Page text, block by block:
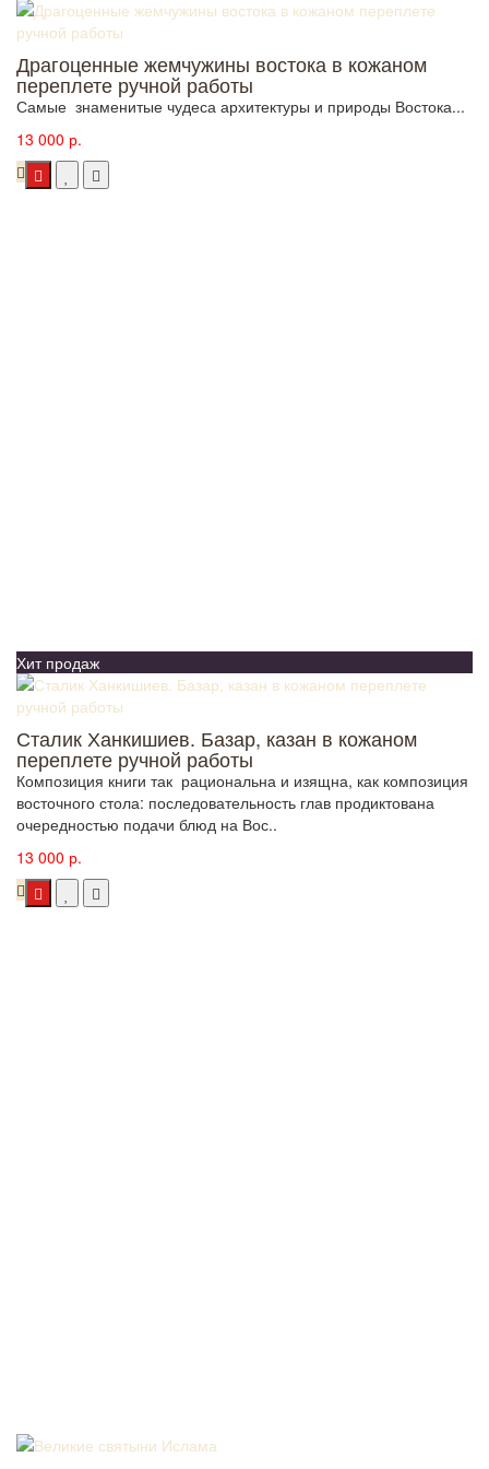
Драгоценные жемчужины востока в кожаном
переплете ручной работы
Самые знаменитые чудеса архитектуры и природы Востока...
13 000 р.
Хит продаж
Сталик Ханкишиев. Базар, казан в кожаном
переплете ручной работы
Композиция книги так рациональна и изящна, как композиция
восточного стола: последовательность глав продиктована
очередностью подачи блюд на Вос..
13 000 р.